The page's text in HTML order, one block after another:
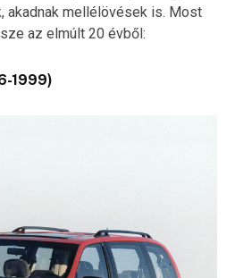
akadnak mellélövések is. Most
az elmúlt 20 évből:
1999)